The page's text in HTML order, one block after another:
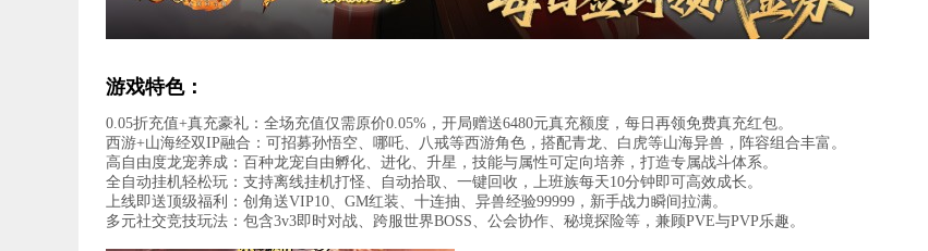
游戏特色：
0.05折充值+真充豪礼：全场充值仅需原价0.05%，开局赠送6480元真充额度，每日再领免费真充红包。
西游+山海经双IP融合：可招募孙悟空、哪吒、八戒等西游角色，搭配青龙、白虎等山海异兽，阵容组合丰富。
高自由度龙宠养成：百种龙宠自由孵化、进化、升星，技能与属性可定向培养，打造专属战斗体系。
全自动挂机轻松玩：支持离线挂机打怪、自动拾取、一键回收，上班族每天10分钟即可高效成长。
上线即送顶级福利：创角送VIP10、GM红装、十连抽、异兽经验99999，新手战力瞬间拉满。
多元社交竞技玩法：包含3v3即时对战、跨服世界BOSS、公会协作、秘境探险等，兼顾PVE与PVP乐趣。